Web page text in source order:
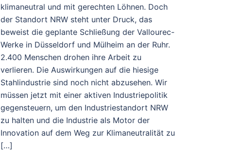
klimaneutral und mit gerechten Löhnen. Doch
der Standort NRW steht unter Druck, das
beweist die geplante Schließung der Vallourec-
Werke in Düsseldorf und Mülheim an der Ruhr.
2.400 Menschen drohen ihre Arbeit zu
verlieren. Die Auswirkungen auf die hiesige
Stahlindustrie sind noch nicht abzusehen. Wir
müssen jetzt mit einer aktiven Industriepolitik
gegensteuern, um den Industriestandort NRW
zu halten und die Industrie als Motor der
Innovation auf dem Weg zur Klimaneutralität zu
[…]